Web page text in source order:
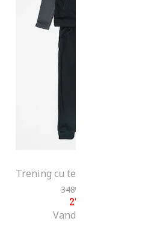
34899
279
Vandut de Field